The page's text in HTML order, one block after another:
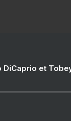
DiCaprio et